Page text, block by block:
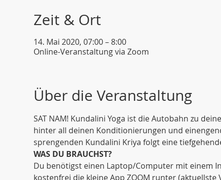
Zeit & Ort
14. Mai 2020, 07:00 – 8:00
Online-Veranstaltung via Zoom
Über die Veranstaltung
SAT NAM! Kundalini Yoga ist die Autobahn zu
hinter all deinen Konditionierungen und
sprengenden Kundalini Kriya folgt eine
WAS DU BRAUCHST?
Du benötigst einen Laptop/Computer mit einem
kostenfrei die kleine App ZOOM runter